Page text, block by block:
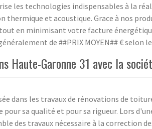
les technologies indispensables à la
et acoustique. Grace à nos
en minimisant votre facture
de ##PRIX MOYEN## € selon
Haute-Garonne 31 avec la
dans les travaux de rénovations de
pour sa qualité et pour sa rigueur. Lors
des travaux nécessaire à la correction